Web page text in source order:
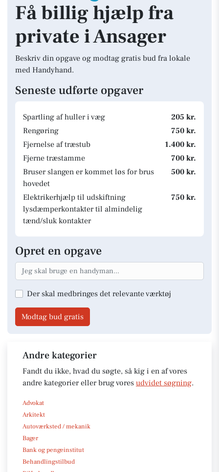
Få billig hjælp fra
private i Ansager
Beskriv din opgave og modtag gratis bud fra lokale
med Handyhand.
Seneste udførte opgaver
Spartling af huller i væg
205 kr.
Rengøring
750 kr.
Fjernelse af træstub
1.400 kr.
Fjerne træstamme
700 kr.
Bruser slangen er kommet løs for brus
hovedet
500 kr.
Elektrikerhjælp til udskiftning
lysdæmperkontakter til almindelig
tænd/sluk kontakter
750 kr.
Opret en opgave
Der skal medbringes det relevante værktøj
Modtag bud gratis
Andre kategorier
Fandt du ikke, hvad du søgte, så kig i en af vores
andre kategorier eller brug vores udvidet søgning.
Advokat
Arkitekt
Autoværksted / mekanik
Bager
Bank og pengeinstitut
Behandlingstilbud